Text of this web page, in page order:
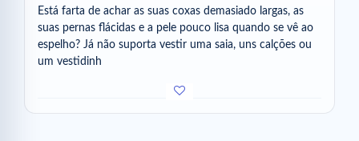
Está farta de achar as suas coxas demasiado largas, as
suas pernas flácidas e a pele pouco lisa quando se vê ao
espelho? Já não suporta vestir uma saia, uns calções ou
um vestidinh